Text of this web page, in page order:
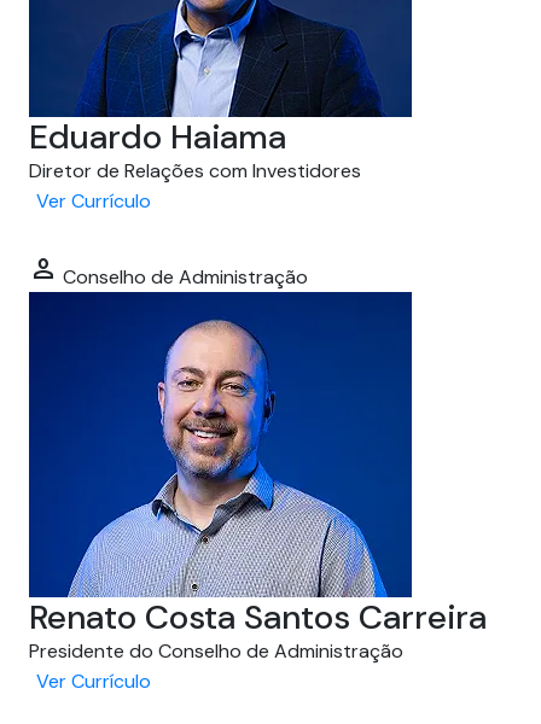
Eduardo Haiama
Diretor de Relações com Investidores
Ver Currículo
person Conselho de Administração
​Renato Costa Santos Carreira
Presidente do Conselho de Administração
Ver Currículo